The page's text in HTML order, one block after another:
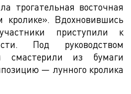
трогательная восточная
кролике». Вдохновившись
приступили к
Под руководством
смастерили из бумаги
— лунного кролика